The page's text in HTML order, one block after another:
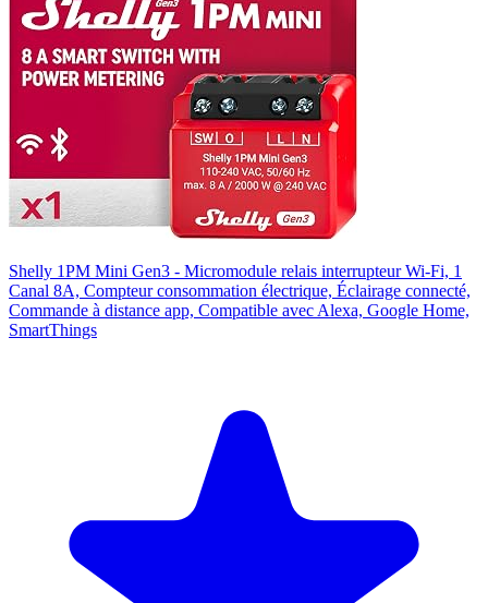
Shelly 1PM Mini Gen3 - Micromodule relais interrupteur Wi-Fi, 1
Canal 8A, Compteur consommation électrique, Éclairage connecté,
Commande à distance app, Compatible avec Alexa, Google Home,
SmartThings